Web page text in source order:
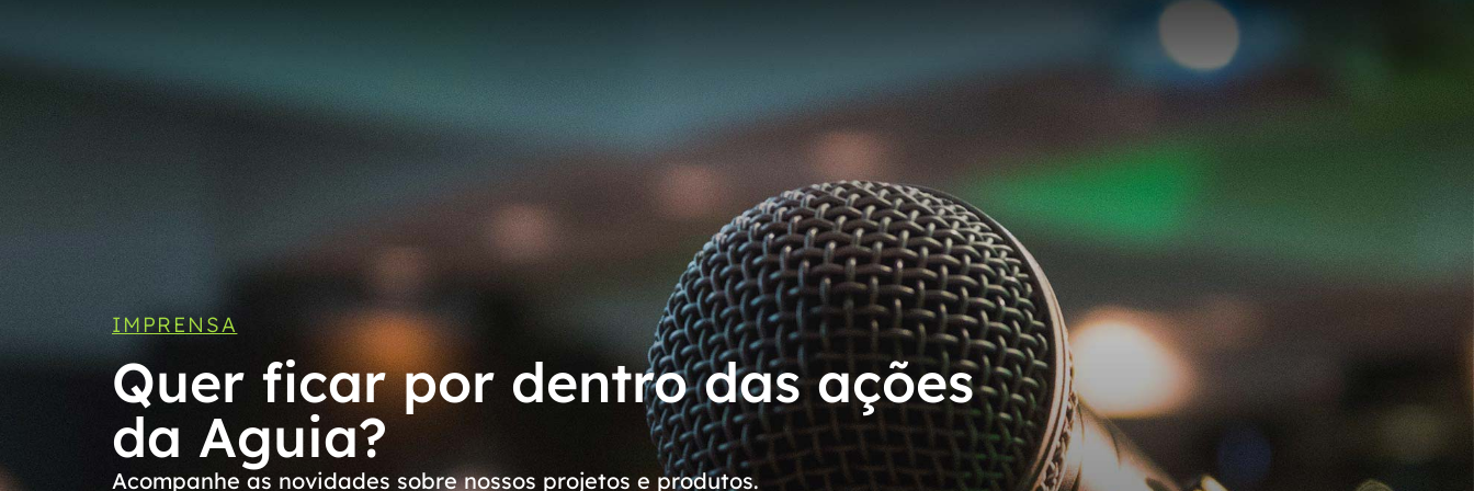
IMPRENSA
Quer ficar por dentro das ações
da Aguia?
Acompanhe as novidades sobre nossos projetos e produtos.